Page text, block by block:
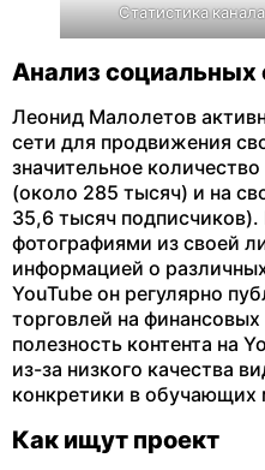
Статистика
Анализ социальных
Леонид Малолетов
сети для продвижения
значительное
(около 285 тысяч) и на
35,6 тысяч
фотографиями из своей
информацией о
YouTube он регулярно
торговлей на
полезность контента на
из-за низкого качества
конкретики в обучающих
Как ищут проект